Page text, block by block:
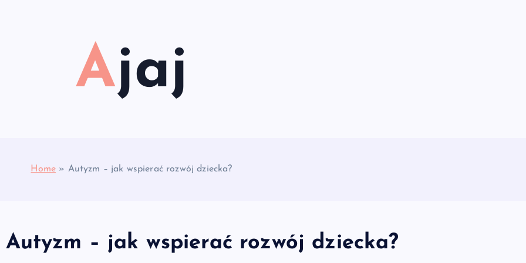
Ajaj
Home » Autyzm – jak wspierać rozwój dziecka?
Autyzm – jak wspierać rozwój dziecka?